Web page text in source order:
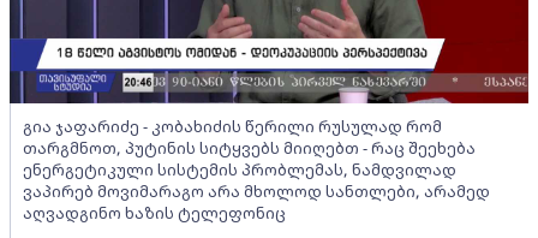
გია ჯაფარიძე - კობახიძის წერილი რუსულად რომ
თარგმნოთ, პუტინის სიტყვებს მიიღებთ - რაც შეეხება
ენერგეტიკული სისტემის პრობლემას, ნამდვილად
ვაპირებ მოვიმარაგო არა მხოლოდ სანთლები, არამედ
აღვადგინო ხაზის ტელეფონიც